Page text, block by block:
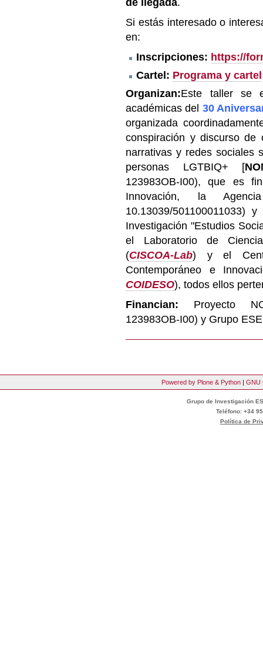
Si estás interesado o
en:
Inscripciones: https://
Cartel: Programa y cartel
Organizan:Este taller se
académicas del 30
organizada
conspiración y discurso de
narrativas y redes sociales
personas LGTBIQ+ [
123983OB-I00), que es
Innovación, la
10.13039/501100011033)
Investigación "Estudios
el Laboratorio de
(CISCOA-Lab) yel
Contemporáneo e
COIDESO), todos ellos
Financian: Proyecto
123983OB-I00) y Grupo
Powered by Plone & Python | GNU
Grupo de Investigación
Teléfono: +34
Política de